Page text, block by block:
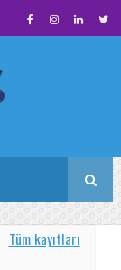
Tüm kayıtları